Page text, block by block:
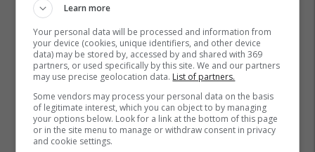
Learn more
Your personal data will be processed and information from
your device (cookies, unique identifiers, and other device
data) may be stored by, accessed by and shared with 369
partners, or used specifically by this site. We and our partners
may use precise geolocation data. List of partners.
Some vendors may process your personal data on the basis
of legitimate interest, which you can object to by managing
your options below. Look for a link at the bottom of this page
or in the site menu to manage or withdraw consent in privacy
and cookie settings.